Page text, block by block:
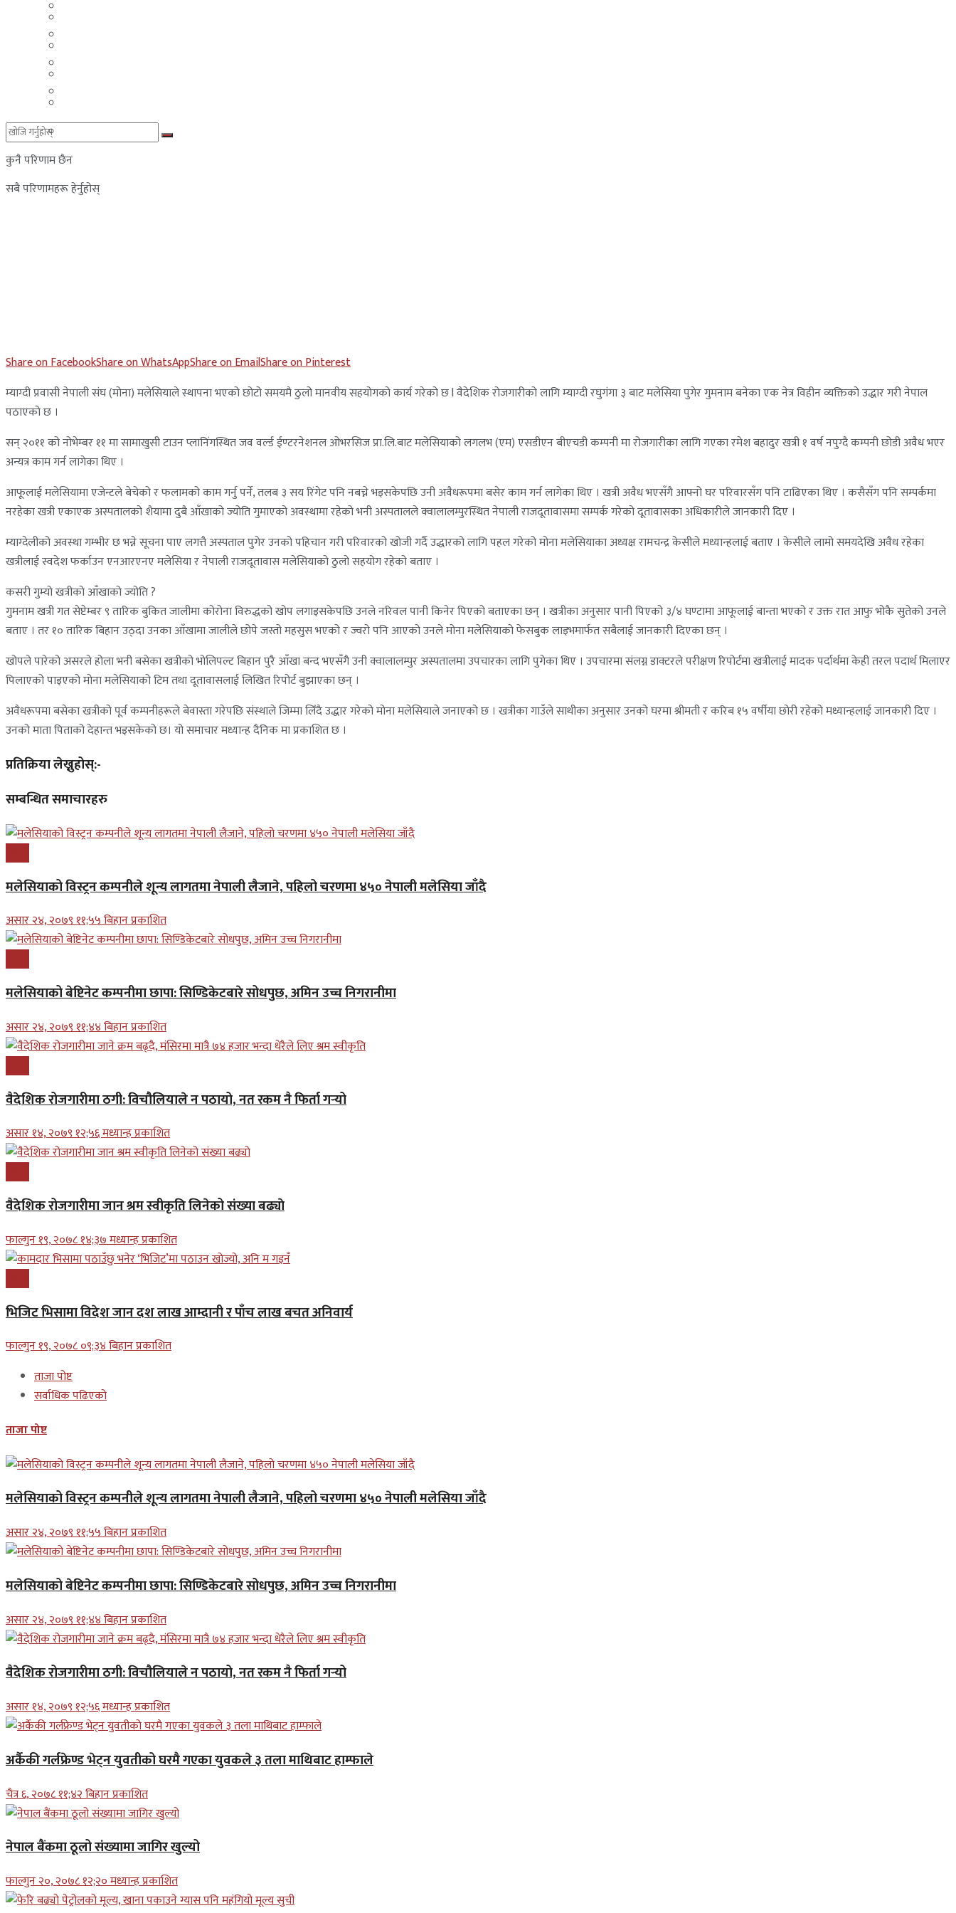
कुनै परिणाम छैन
सबै परिणामहरू हेर्नुहोस्
Share on FacebookShare on WhatsAppShare on EmailShare on Pinterest
म्याग्दी प्रवासी नेपाली संघ (मोना) मलेसियाले स्थापना भएको छोटो समयमै ठुलो मानवीय सहयोगको कार्य गरेको छ l वैदेशिक रोजगारीको लागि म्याग्दी रघुगंगा ३ बाट मलेसिया पुगेर गुमनाम बनेका एक नेत्र विहीन व्यक्तिको उद्धार गरी नेपाल
पठाएको छ ।
सन् २०११ को नोभेम्बर ११ मा सामाखुसी टाउन प्लानिंगस्थित जव वर्ल्ड ईण्टरनेशनल ओभरसिज प्रा.लि.बाट मलेसियाको लगलभ (एम) एसडीएन बीएचडी कम्पनी मा रोजगारीका लागि गएका रमेश बहादुर खत्री १ वर्ष नपुग्दै कम्पनी छोडी अवैध भएर
अन्यत्र काम गर्न लागेका थिए ।
आफूलाई मलेसियामा एजेन्टले बेचेको र फलामको काम गर्नु पर्ने, तलब ३ सय रिंगेट पनि नबच्ने भइसकेपछि उनी अवैधरूपमा बसेर काम गर्न लागेका थिए । खत्री अवैध भएसँगै आफ्नो घर परिवारसँग पनि टाढिएका थिए । कसैसँग पनि सम्पर्कमा
नरहेका खत्री एकाएक अस्पतालको शैयामा दुबै आँखाको ज्योति गुमाएको अवस्थामा रहेको भनी अस्पतालले क्वालालम्पुरस्थित नेपाली राजदूतावासमा सम्पर्क गरेको दूतावासका अधिकारीले जानकारी दिए ।
म्याग्देलीको अवस्था गम्भीर छ भन्ने सूचना पाए लगत्तै अस्पताल पुगेर उनको पहिचान गरी परिवारको खोजी गर्दै उद्धारको लागि पहल गरेको मोना मलेसियाका अध्यक्ष रामचन्द्र केसीले मध्यान्हलाई बताए । केसीले लामो समयदेखि अवैध रहेका
खत्रीलाई स्वदेश फर्काउन एनआरएनए मलेसिया र नेपाली राजदूतावास मलेसियाको ठुलो सहयोग रहेको बताए ।
कसरी गुम्यो खत्रीको आँखाको ज्योति ?
गुमनाम खत्री गत सेप्टेम्बर ९ तारिक बुकित जालीमा कोरोना विरुद्धको खोप लगाइसकेपछि उनले नरिवल पानी किनेर पिएको बताएका छन् । खत्रीका अनुसार पानी पिएको ३/४ घण्टामा आफूलाई बान्ता भएको र उक्त रात आफु भोकै सुतेको उनले
बताए । तर १० तारिक बिहान उठ्दा उनका आँखामा जालीले छोपे जस्तो महसुस भएको र ज्वरो पनि आएको उनले मोना मलेसियाको फेसबुक लाइभमार्फत सबैलाई जानकारी दिएका छन् ।
खोपले पारेको असरले होला भनी बसेका खत्रीको भोलिपल्ट बिहान पुरै आँखा बन्द भएसँगै उनी क्वालालम्पुर अस्पतालमा उपचारका लागि पुगेका थिए । उपचारमा संलग्न डाक्टरले परीक्षण रिपोर्टमा खत्रीलाई मादक पर्दार्थमा केही तरल पदार्थ मिलाएर
पिलाएको पाइएको मोना मलेसियाको टिम तथा दूतावासलाई लिखित रिपोर्ट बुझाएका छन् ।
अवैधरूपमा बसेका खत्रीको पूर्व कम्पनीहरूले बेवास्ता गरेपछि संस्थाले जिम्मा लिँदै उद्धार गरेको मोना मलेसियाले जनाएको छ । खत्रीका गाउँले साथीका अनुसार उनको घरमा श्रीमती र करिब १५ वर्षीया छोरी रहेको मध्यान्हलाई जानकारी दिए ।
उनको माता पिताको देहान्त भइसकेको छ। यो समाचार मध्यान्ह दैनिक मा प्रकाशित छ ।
प्रतिक्रिया लेख्नुहोस्:-
सम्बन्धित समाचारहरु
मलेसियाको विस्ट्रन कम्पनीले शून्य लागतमा नेपाली लैजाने, पहिलो चरणमा ४५० नेपाली मलेसिया जाँदै
असार २४, २०७९ ११;५५ बिहान प्रकाशित
मलेसियाको बेष्टिनेट कम्पनीमा छापा: सिण्डिकेटबारे सोधपुछ, अमिन उच्च निगरानीमा
असार २४, २०७९ ११;४४ बिहान प्रकाशित
वैदेशिक रोजगारीमा ठगी: विचौलियाले न पठायो, नत रकम नै फिर्ता गर्‍यो
असार १४, २०७९ १२;५६ मध्यान्ह प्रकाशित
वैदेशिक रोजगारीमा जान श्रम स्वीकृति लिनेको संख्या बढ्याे
फाल्गुन १९, २०७८ १४;३७ मध्यान्ह प्रकाशित
भिजिट भिसामा विदेश जान दश लाख आम्दानी र पाँच लाख बचत अनिवार्य
फाल्गुन १९, २०७८ ०९;३४ बिहान प्रकाशित
ताजा पोष्ट
सर्वाधिक पढिएको
ताजा पोष्ट
मलेसियाको विस्ट्रन कम्पनीले शून्य लागतमा नेपाली लैजाने, पहिलो चरणमा ४५० नेपाली मलेसिया जाँदै
असार २४, २०७९ ११;५५ बिहान प्रकाशित
मलेसियाको बेष्टिनेट कम्पनीमा छापा: सिण्डिकेटबारे सोधपुछ, अमिन उच्च निगरानीमा
असार २४, २०७९ ११;४४ बिहान प्रकाशित
वैदेशिक रोजगारीमा ठगी: विचौलियाले न पठायो, नत रकम नै फिर्ता गर्‍यो
असार १४, २०७९ १२;५६ मध्यान्ह प्रकाशित
अर्कैकी गर्लफ्रेण्ड भेट्न युवतीको घरमै गएका युवकले ३ तला माथिबाट हाम्फाले
चैत्र ६, २०७८ ११;४२ बिहान प्रकाशित
नेपाल बैंकमा ठूलो संख्यामा जागिर खुल्यो
फाल्गुन २०, २०७८ १२;२० मध्यान्ह प्रकाशित